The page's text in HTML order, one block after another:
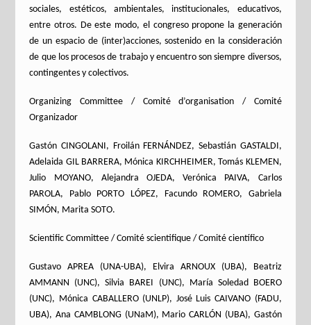
sociales, estéticos, ambientales, institucionales, educativos,
entre otros. De este modo, el congreso propone la generación
de un espacio de (inter)acciones, sostenido en la consideración
de que los procesos de trabajo y encuentro son siempre diversos,
contingentes y colectivos.
Organizing Committee / Comité d’organisation / Comité
Organizador
Gastón CINGOLANI, Froilán FERNÁNDEZ, Sebastián GASTALDI,
Adelaida GIL BARRERA, Mónica KIRCHHEIMER, Tomás KLEMEN,
Julio MOYANO, Alejandra OJEDA, Verónica PAIVA, Carlos
PAROLA, Pablo PORTO LÓPEZ, Facundo ROMERO, Gabriela
SIMÓN, Marita SOTO.
Scientific Committee / Comité scientifique / Comité científico
Gustavo APREA (UNA-UBA), Elvira ARNOUX (UBA), Beatriz
AMMANN (UNC), Silvia BAREI (UNC), María Soledad BOERO
(UNC), Mónica CABALLERO (UNLP), José Luis CAIVANO (FADU,
UBA), Ana CAMBLONG (UNaM), Mario CARLÓN (UBA), Gastón